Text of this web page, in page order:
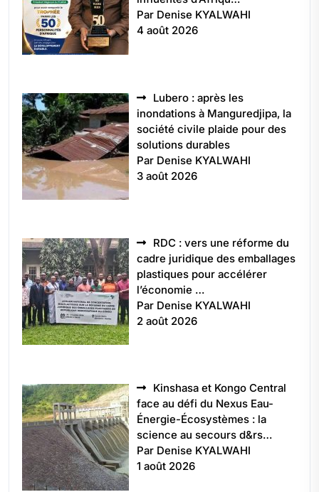
Par Denise KYALWAHI
4 août 2026
Lubero : après les
inondations à Manguredjipa, la
société civile plaide pour des
solutions durables
Par Denise KYALWAHI
3 août 2026
RDC : vers une réforme du
cadre juridique des emballages
plastiques pour accélérer
l’économie …
Par Denise KYALWAHI
2 août 2026
Kinshasa et Kongo Central
face au défi du Nexus Eau-
Énergie-Écosystèmes : la
science au secours d&rs…
Par Denise KYALWAHI
1 août 2026